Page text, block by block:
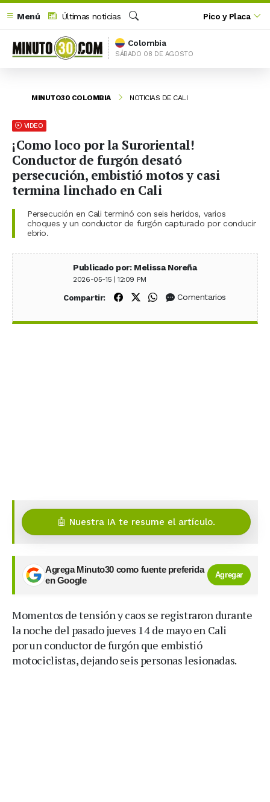
Menú
Últimas noticias
Buscar
Pico y Placa
Colombia
SÁBADO 08 DE AGOSTO
MINUTO30 COLOMBIA NOTICIAS DE CALI
VIDEO
¡Como loco por la Suroriental!
Conductor de furgón desató
persecución, embistió motos y casi
termina linchado en Cali
Persecución en Cali terminó con seis heridos, varios
choques y un conductor de furgón capturado por conducir
ebrio.
Publicado por: Melissa Noreña
2026-05-15 | 12:09 PM
Compartir: Compartir en Facebook
Compartir en X (Twitter)
Compartir en WhatsApp
Comentarios
🤖 Nuestra IA te resume el artículo.
Agrega Minuto30 como fuente preferida
en Google
Agregar
Momentos de tensión y caos se registraron durante
la noche del pasado jueves 14 de mayo en Cali
por un conductor de furgón que embistió
motociclistas, dejando seis personas lesionadas.